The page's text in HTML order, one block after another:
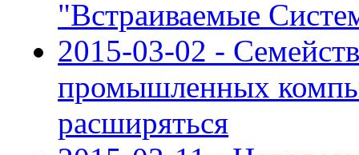
"Встраиваемые
2015-03-02 -
промышленных
расширяться